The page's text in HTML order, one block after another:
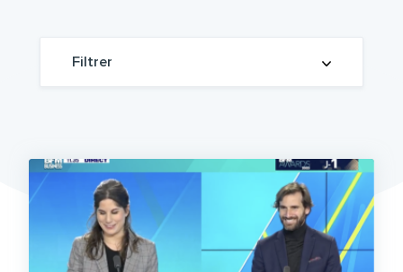
Filtrer